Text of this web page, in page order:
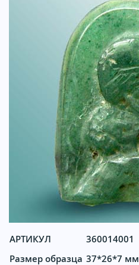
АРТИКУЛ
360014001
Размер образца 37*26*7 мм